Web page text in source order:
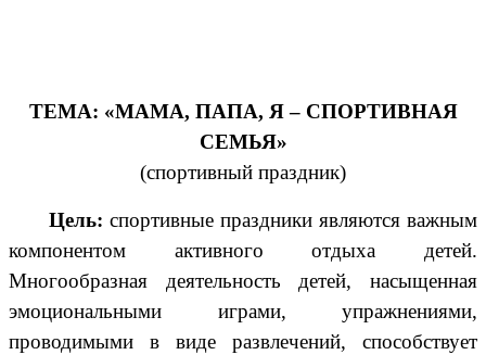
ТЕМА: «МАМА, ПАПА, Я – СПОРТИВНАЯ
СЕМЬЯ»
(спортивный праздник)
Цель: спортивные праздники являются важным
компонентом активного отдыха детей.
Многообразная деятельность детей, насыщенная
эмоциональными играми, упражнениями,
проводимыми в виде развлечений, способствует